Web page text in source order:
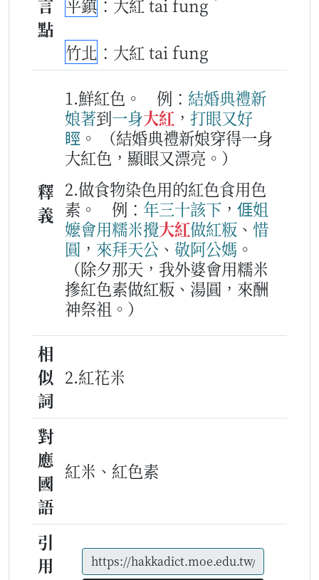
言
點
平鎮 ：大紅 tai fung
竹北 ：大紅 tai fung
釋
義
1.鮮紅色。 例： 結婚典禮新
娘著到一身大紅 ， 打眼又好
䀴 。
（結婚典禮新娘穿得一身
大紅色，顯眼又漂亮。）
2.做食物染色用的紅色食用色
素。
例： 年三十該下 ， 𠊎姐
嬤會用糯米攪大紅做紅粄 、 惜
圓 ， 來拜天公 、 敬阿公媽 。
（除夕那天，我外婆會用糯米
摻紅色素做紅粄、湯圓，來酬
神祭祖。）
相
似
詞
2.紅花米
對
應
國
語
紅米、紅色素
引
用